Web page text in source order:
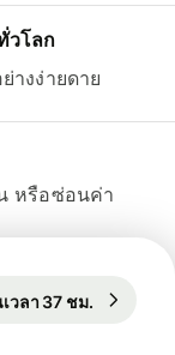
วโลก
างง่ายดาย
หรือซ่อนค่า
วลา 37 ชม.
วลา 37 ชม.